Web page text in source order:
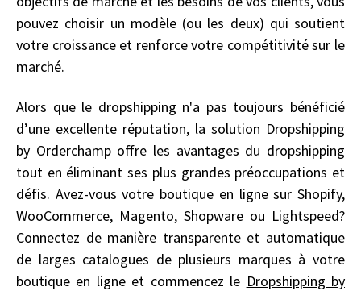
pouvez choisir un modèle (ou les deux) qui soutient
votre croissance et renforce votre compétitivité sur le
marché.
Alors que le dropshipping n'a pas toujours bénéficié
d’une excellente réputation, la solution Dropshipping
by Orderchamp offre les avantages du dropshipping
tout en éliminant ses plus grandes préoccupations et
défis. Avez-vous votre boutique en ligne sur Shopify,
WooCommerce, Magento, Shopware ou Lightspeed?
Connectez de manière transparente et automatique
de larges catalogues de plusieurs marques à votre
boutique en ligne et commencez le Dropshipping by